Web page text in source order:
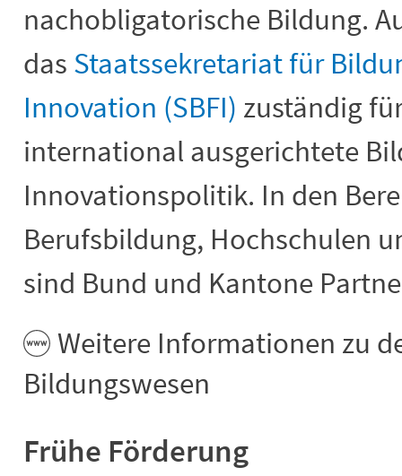
nachobligatorische Bildung.
das Staatssekretariat für
Innovation (SBFI) zuständig
international ausgerichtete
Innovationspolitik. In den
Berufsbildung, Hochschulen
sind Bund und Kantone
Weitere Informationen zu
Bildungswesen
Frühe Förderung